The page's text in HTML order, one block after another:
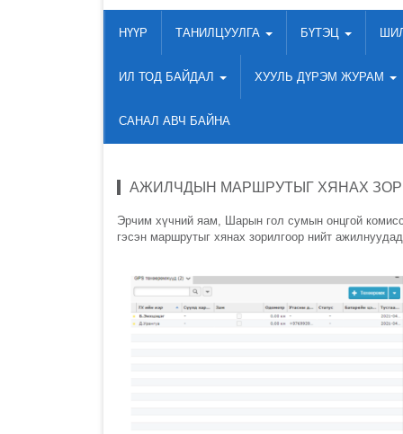
НҮҮР ТАНИЛЦУУЛГА БҮТЭЦ
ИЛ ТОД БАЙДАЛ ХУУЛЬ ДҮРЭМ ЖУРАМ
САНАЛ АВЧ БАЙНА
АЖИЛЧДЫН МАРШРУТЫГ ХЯНАХ
Эрчим хүчний яам, Шарын гол сумын онцгой
гэсэн маршрутыг хянах зорилгоор нийт